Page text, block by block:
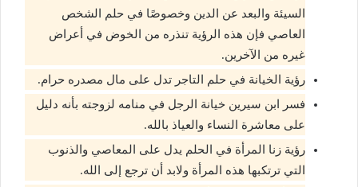
السيئة والبعد عن الدين وخصوصًا في حلم الشخص
العاصي فإن هذه الرؤية تنذره من الخوض في أعراض
غيره من الآخرين.
رؤية الخيانة في حلم التاجر تدل على مال مصدره حرام.
فسر ابن سيرين خيانة الرجل في منامه لزوجته بأنه دليل
على معاشرة النساء والعياذ بالله.
رؤية زنا المرأة في الحلم يدل على المعاصي والذنوب
التي ترتكبها هذه المرأة ولابد أن ترجع إلى الله.